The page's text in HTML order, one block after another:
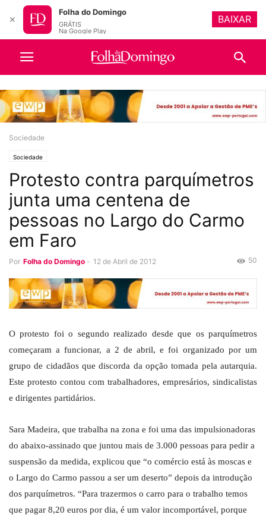
Sociedade
Sociedade
Protesto contra parquímetros
junta uma centena de
pessoas no Largo do Carmo
em Faro
Por Folha do Domingo - 12 de Abril de 2012 50
O protesto foi o segundo realizado desde que os parquímetros
começaram a funcionar, a 2 de abril, e foi organizado por um
grupo de cidadãos que discorda da opção tomada pela autarquia.
Este protesto contou com trabalhadores, empresários, sindicalistas
e dirigentes partidários.
Sara Madeira, que trabalha na zona e foi uma das impulsionadoras
do abaixo-assinado que juntou mais de 3.000 pessoas para pedir a
suspensão da medida, explicou que “o comércio está às moscas e
o Largo do Carmo passou a ser um deserto” depois da introdução
dos parquímetros. “Para trazermos o carro para o trabalho temos
que pagar 8,20 euros por dia, é um valor incomportável, porque
✕
Folha do Domingo
GRÁTIS
Na Google Play
BAIXAR